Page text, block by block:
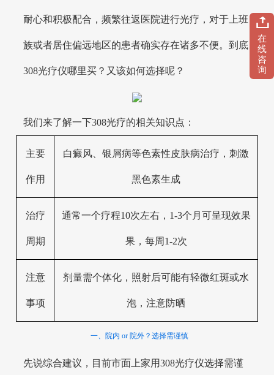
耐心和积极配合，频繁往返医院进行光疗，对于上班
族或者居住偏远地区的患者确实存在诸多不便。到底
308光疗仪哪里买？又该如何选择呢？
我们来了解一下308光疗的相关知识点：
主要
作用
白癜风、银屑病等色素性皮肤病治疗，刺激
黑色素生成
治疗
周期
通常一个疗程10次左右，1-3个月可呈现效果
果，每周1-2次
注意
事项
剂量需个体化，照射后可能有轻微红斑或水
泡，注意防晒
一、院内 or 院外？选择需谨慎
先说综合建议，目前市面上家用308光疗仪选择需谨
在
线
咨
询